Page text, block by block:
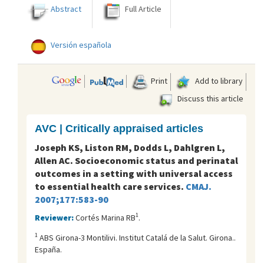
Abstract Full Article
Versión española
Print
Add to library
Discuss this article
AVC | Critically appraised articles
Joseph KS, Liston RM, Dodds L, Dahlgren L,
Allen AC. Socioeconomic status and perinatal
outcomes in a setting with universal access
to essential health care services. CMAJ.
2007;177:583-90
Reviewer:Cortés Marina RB1.
1 ABS Girona-3 Montilivi. Institut Catalá de la Salut. Girona..
España.